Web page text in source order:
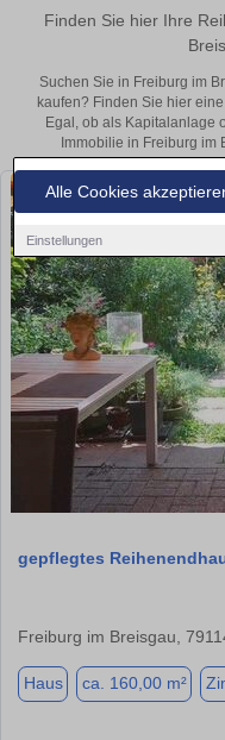
Alle Cookies
Einstellungen
Finden Sie hier Ihre
Suchen Sie in Freiburg im
kaufen? Finden Sie hier
Egal, ob als Kapitalanlage
Immobilie in Freiburg
gepflegtes
Freiburg im Breisgau,
Haus ca. 160,00 m²